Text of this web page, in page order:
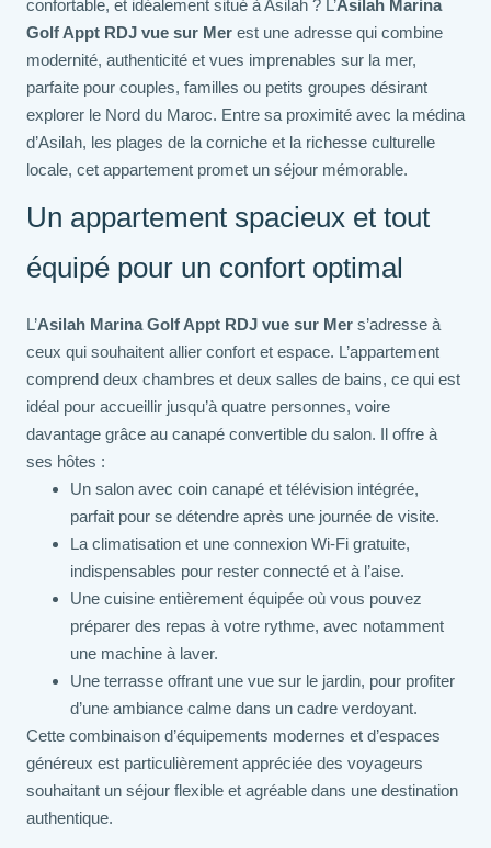
confortable, et idéalement situé à Asilah ? L’Asilah Marina
Golf Appt RDJ vue sur Mer est une adresse qui combine
modernité, authenticité et vues imprenables sur la mer,
parfaite pour couples, familles ou petits groupes désirant
explorer le Nord du Maroc. Entre sa proximité avec la médina
d’Asilah, les plages de la corniche et la richesse culturelle
locale, cet appartement promet un séjour mémorable.
Un appartement spacieux et tout
équipé pour un confort optimal
L’Asilah Marina Golf Appt RDJ vue sur Mer s’adresse à
ceux qui souhaitent allier confort et espace. L’appartement
comprend deux chambres et deux salles de bains, ce qui est
idéal pour accueillir jusqu’à quatre personnes, voire
davantage grâce au canapé convertible du salon. Il offre à
ses hôtes :
Un salon avec coin canapé et télévision intégrée,
parfait pour se détendre après une journée de visite.
La climatisation et une connexion Wi-Fi gratuite,
indispensables pour rester connecté et à l’aise.
Une cuisine entièrement équipée où vous pouvez
préparer des repas à votre rythme, avec notamment
une machine à laver.
Une terrasse offrant une vue sur le jardin, pour profiter
d’une ambiance calme dans un cadre verdoyant.
Cette combinaison d’équipements modernes et d’espaces
généreux est particulièrement appréciée des voyageurs
souhaitant un séjour flexible et agréable dans une destination
authentique.